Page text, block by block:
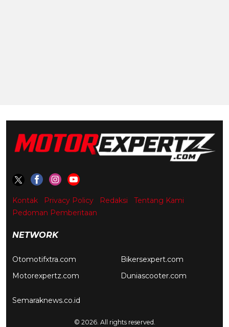
Kontak Privacy Policy Redaksi
Tentang Kami
Pedoman Pemberitaan
NETWORK
Otomotifxtra.com
Motorexpertz.com
Bikersexpert.com
Duniascooter.com
Semaraknews.co.id
© 2026. All rights reserved.